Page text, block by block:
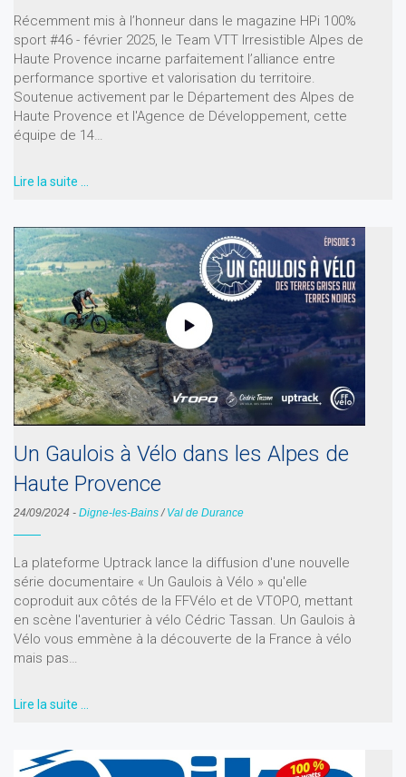
Récemment mis à l’honneur dans le magazine HPi 100%
sport #46 - février 2025, le Team VTT Irresistible Alpes de
Haute Provence incarne parfaitement l’alliance entre
performance sportive et valorisation du territoire.
Soutenue activement par le Département des Alpes de
Haute Provence et l'Agence de Développement, cette
équipe de 14…
Lire la suite …
Un Gaulois à Vélo dans les Alpes de
Haute Provence
24/09/2024 - Digne-les-Bains/ Val de Durance
La plateforme Uptrack lance la diffusion d'une nouvelle
série documentaire « Un Gaulois à Vélo » qu'elle
coproduit aux côtés de la FFVélo et de VTOPO, mettant
en scène l'aventurier à vélo Cédric Tassan. Un Gaulois à
Vélo vous emmène à la découverte de la France à vélo
mais pas…
Lire la suite …